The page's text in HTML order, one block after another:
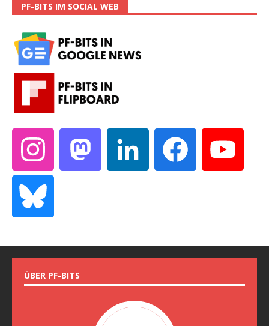
PF-BITS IM SOCIAL WEB
ÜBER PF-BITS